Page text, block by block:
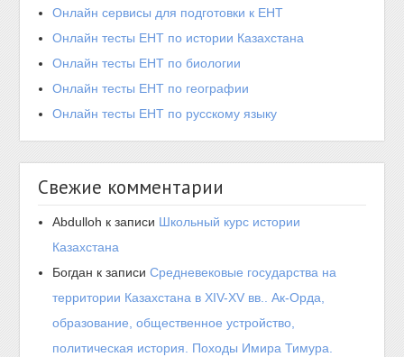
Онлайн сервисы для подготовки к ЕНТ
Онлайн тесты ЕНТ по истории Казахстана
Онлайн тесты ЕНТ по биологии
Онлайн тесты ЕНТ по географии
Онлайн тесты ЕНТ по русскому языку
Свежие комментарии
Abdulloh к записи Школьный курс истории
Казахстана
Богдан к записиСредневековые государства на
территории Казахстана в XIV-XV вв.. Ак-Орда,
образование, общественное устройство,
политическая история. Походы Имира Тимура.